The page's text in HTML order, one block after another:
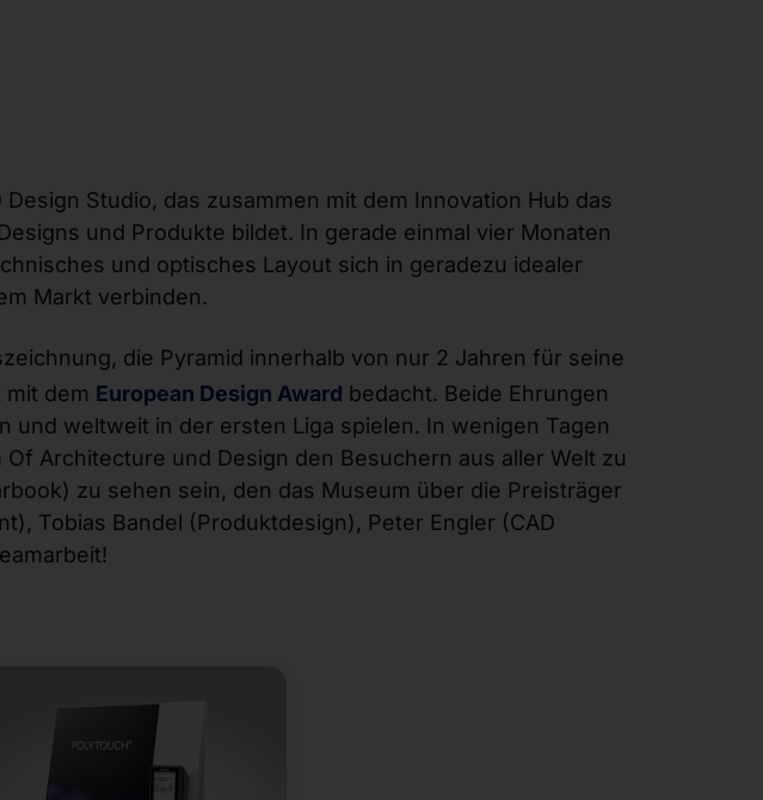
Studio, das zusammen mit dem Innovation Hub das
und Produkte bildet. In gerade einmal vier Monaten
und optisches Layout sich in geradezu idealer
Markt verbinden.
die Pyramid innerhalb von nur 2 Jahren für seine
mit dem European Design Award bedacht. Beide Ehrungen
weltweit in der ersten Liga spielen. In wenigen Tagen
Architecture und Design den Besuchern aus aller Welt zu
zu sehen sein, den das Museum über die Preisträger
Tobias Bandel (Produktdesign), Peter Engler (CAD